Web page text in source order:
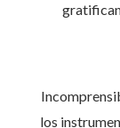
los